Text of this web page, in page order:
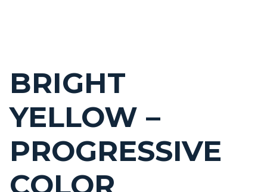
BRIGHT
YELLOW –
PROGRESSIVE
COLOR